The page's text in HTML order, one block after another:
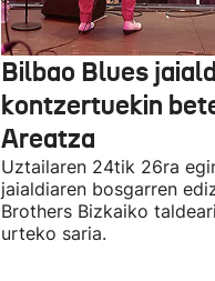
Bilbao Blues
kontzertuekin
Areatza
Uztailaren 24tik 26ra
jaialdiaren bosgarren
Brothers Bizkaiko
urteko saria.